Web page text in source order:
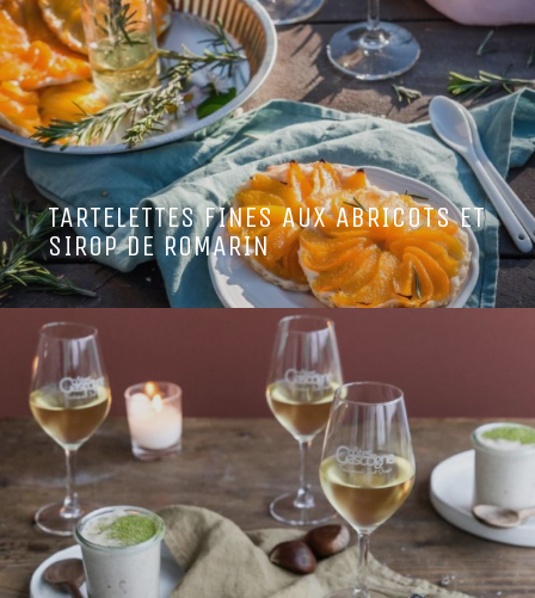
TARTELETTES FINES AUX ABRICOTS ET
SIROP DE ROMARIN